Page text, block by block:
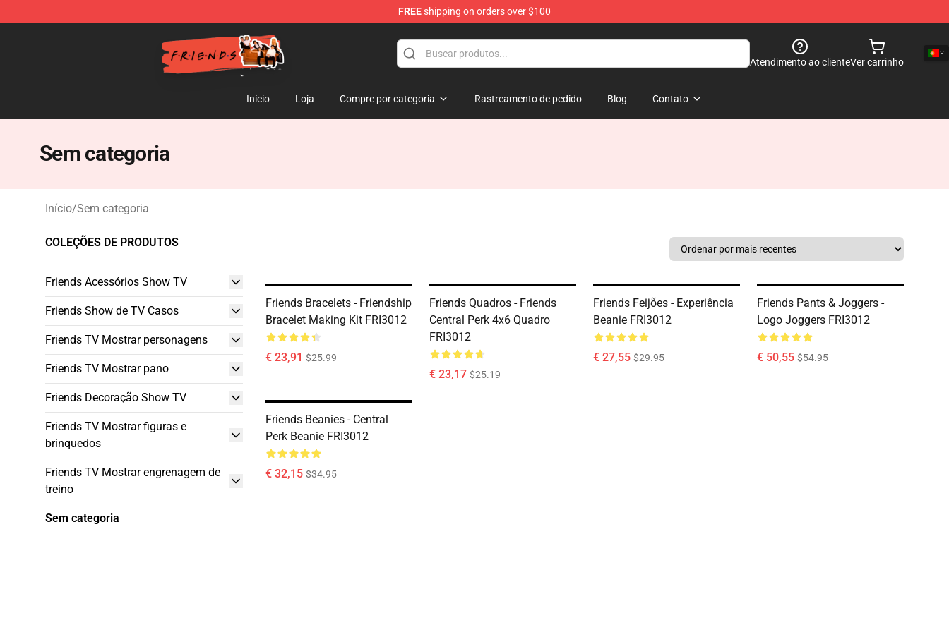
FREEshipping on orders over $100
Friends Store - Official Friends Merchandise Shop
Atendimento ao clienteVer carrinho
Início Loja Compre por categoria Rastreamento de pedido Blog Contato
Sem categoria
Início/Sem categoria
COLEÇÕES DE PRODUTOS
Friends Acessórios Show TV
Friends Show de TV Casos
Friends TV Mostrar personagens
Friends TV Mostrar pano
Friends Decoração Show TV
Friends TV Mostrar figuras e
brinquedos
Friends TV Mostrar engrenagem de
treino
Sem categoria
Friends Bracelets - Friendship
Bracelet Making Kit FRI3012
€ 23,91 $25.99
Friends Quadros - Friends
Central Perk 4x6 Quadro
FRI3012
€ 23,17 $25.19
Friends Feijões - Experiência
Beanie FRI3012
€ 27,55 $29.95
Friends Pants & Joggers -
Logo Joggers FRI3012
€ 50,55 $54.95
Friends Beanies - Central
Perk Beanie FRI3012
€ 32,15 $34.95